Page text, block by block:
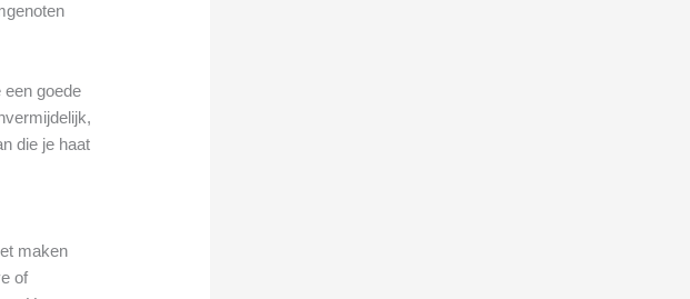
goede
die je haat
maken
of